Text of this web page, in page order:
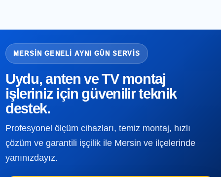
MERSIN GENELI AYNI GÜN SERVIS
Uydu, anten ve TV montaj
işleriniz için güvenilir teknik
destek.
Profesyonel ölçüm cihazları, temiz montaj, hızlı
çözüm ve garantili işçilik ile Mersin ve ilçelerinde
yanınızdayız.